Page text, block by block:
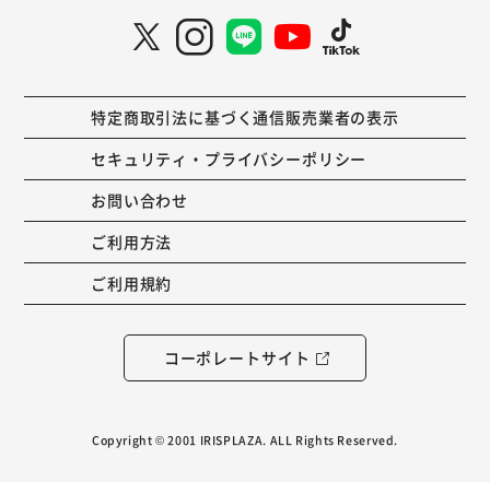
特定商取引法に基づく通信販売業者の表示
セキュリティ・プライバシーポリシー
お問い合わせ
ご利用方法
ご利用規約
コーポレートサイト
Copyright © 2001 IRISPLAZA. ALL Rights Reserved.